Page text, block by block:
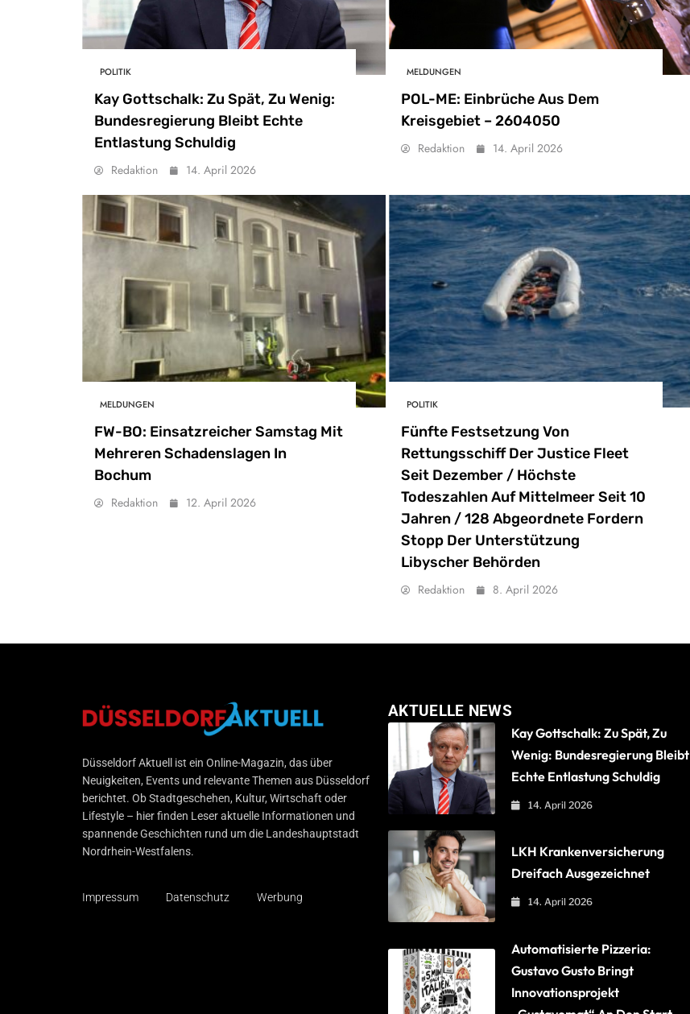
POLITIK
Kay Gottschalk: Zu Spät, Zu Wenig:
Bundesregierung Bleibt Echte
Entlastung Schuldig
Redaktion 14. April 2026
MELDUNGEN
POL-ME: Einbrüche Aus Dem
Kreisgebiet – 2604050
Redaktion 14. April 2026
MELDUNGEN
FW-BO: Einsatzreicher Samstag Mit
Mehreren Schadenslagen In
Bochum
Redaktion 12. April 2026
POLITIK
Fünfte Festsetzung Von
Rettungsschiff Der Justice Fleet
Seit Dezember / Höchste
Todeszahlen Auf Mittelmeer Seit 10
Jahren / 128 Abgeordnete Fordern
Stopp Der Unterstützung
Libyscher Behörden
Redaktion 8. April 2026
Düsseldorf Aktuell
Düsseldorf Aktuell ist ein Online-Magazin, das über
Neuigkeiten, Events und relevante Themen aus Düsseldorf
berichtet. Ob Stadtgeschehen, Kultur, Wirtschaft oder
Lifestyle – hier finden Leser aktuelle Informationen und
spannende Geschichten rund um die Landeshauptstadt
Nordrhein-Westfalens.
Impressum Datenschutz Werbung
AKTUELLE NEWS
Kay Gottschalk: Zu Spät, Zu
Wenig: Bundesregierung Bleibt
Echte Entlastung Schuldig
14. April 2026
LKH Krankenversicherung
Dreifach Ausgezeichnet
14. April 2026
Automatisierte Pizzeria:
Gustavo Gusto Bringt
Innovationsprojekt